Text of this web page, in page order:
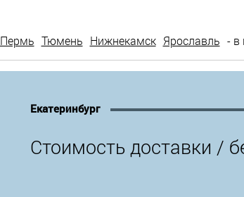
Пермь Тюмень Нижнекамск Ярославль - в
Екатеринбург
Стоимость доставки /